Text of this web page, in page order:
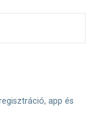
app és